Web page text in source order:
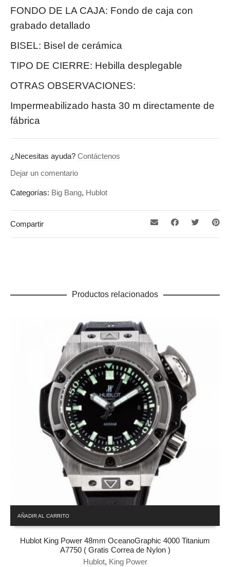
FONDO DE LA CAJA: Fondo de caja con
grabado detallado
BISEL: Bisel de cerámica
TIPO DE CIERRE: Hebilla desplegable
OTRAS OBSERVACIONES:
Impermeabilizado hasta 30 m directamente de
fábrica
¿Necesitas ayuda? Contáctenos
Dejar un comentario
Categorías: Big Bang, Hublot
Compartir
Productos relacionados
AÑADIR AL CARRITO
Hublot King Power 48mm OceanoGraphic 4000 Titanium
A7750 ( Gratis Correa de Nylon )
Hublot, King Power